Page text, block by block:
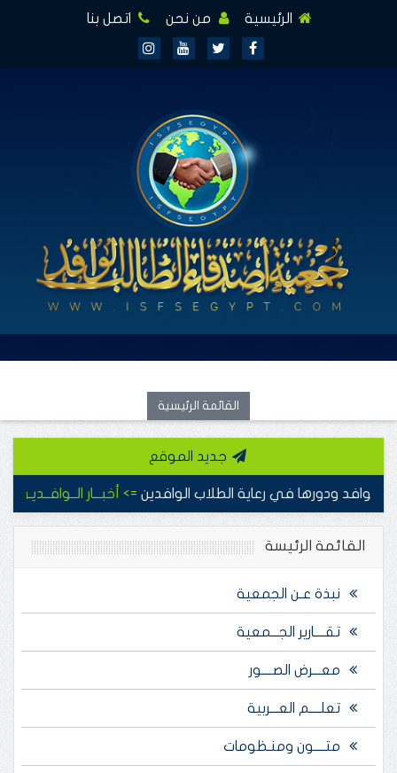
الرئيسية من نحن اتصل بنا
القائمة الرئيسية
جديد الموقع
مشروع ودورها في رعاية الطلاب الوافدين=> أخبـــار الــوافــديـن
القائمة الرئيسة
نبذة عـن الجمعية
تقــــارير الجـــمعية
معـــرض الصــــور
تعلــــم العـــربية
متــــون ومنـظومات